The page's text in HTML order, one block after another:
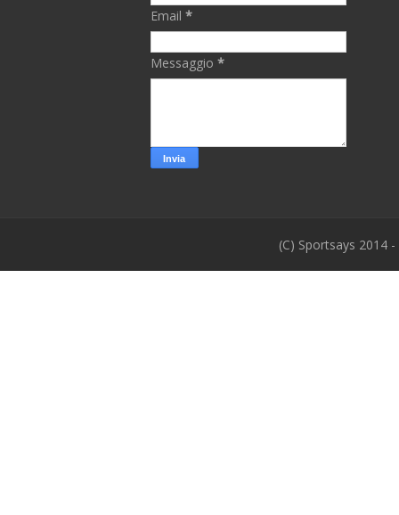
Email *
Messaggio *
(C) Sportsays 2014